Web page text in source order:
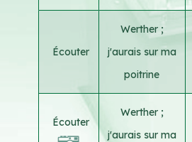
Écouter
Werther ;
j'aurais sur ma
poitrine
Écouter
Werther ;
j'aurais sur ma